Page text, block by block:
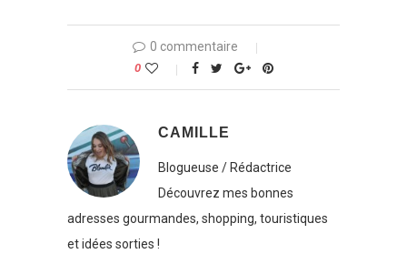
0 commentaire
0
CAMILLE
Blogueuse / Rédactrice
Découvrez mes bonnes
adresses gourmandes, shopping, touristiques
et idées sorties !